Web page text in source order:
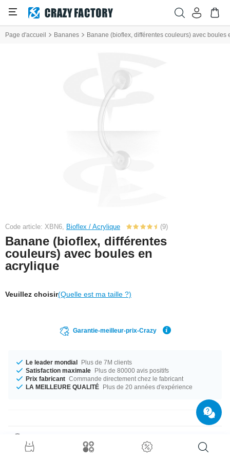
Page d'accueil Bananes Banane (bioflex, différentes couleurs) avec boules
Code article: XBN6, Bioflex / Acrylique (9)
Banane (bioflex, différentes
couleurs) avec boules en
acrylique
Veuillez choisir(Quelle est ma taille ?)
Garantie-meilleur-prix-Crazy
Le leader mondial Plus de 7M clients
Satisfaction maximale Plus de 80000 avis positifs
Prix fabricant Commande directement chez le fabricant
LA MEILLEURE QUALITÉ Plus de 20 années d'expérience
Le parfait compagnon pour toutes les occasions... disponible du calibre